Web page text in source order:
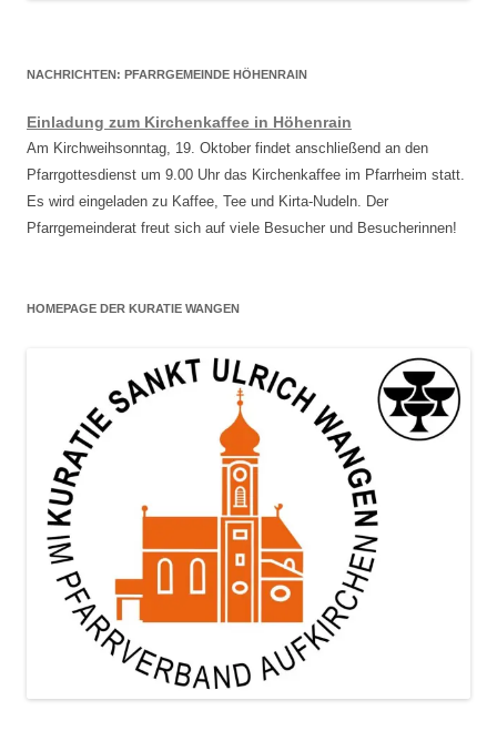
NACHRICHTEN: PFARRGEMEINDE HÖHENRAIN
Einladung zum Kirchenkaffee in Höhenrain
Am Kirchweihsonntag, 19. Oktober findet anschließend an den
Pfarrgottesdienst um 9.00 Uhr das Kirchenkaffee im Pfarrheim statt.
Es wird eingeladen zu Kaffee, Tee und Kirta-Nudeln. Der
Pfarrgemeinderat freut sich auf viele Besucher und Besucherinnen!
HOMEPAGE DER KURATIE WANGEN